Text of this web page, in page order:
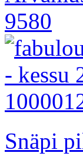
Snäpi